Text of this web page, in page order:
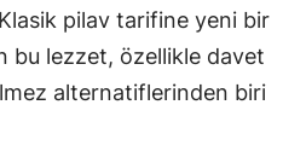
Klasik pilav tarifine yeni bir
bu lezzet, özellikle davet
alternatiflerinden biri